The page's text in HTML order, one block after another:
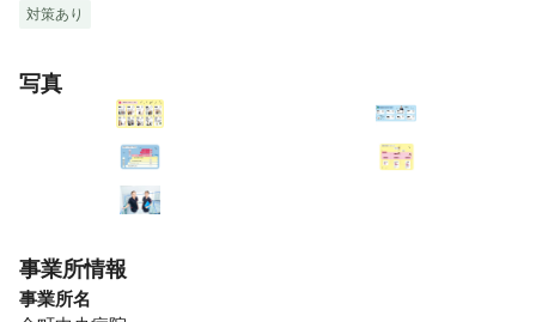
対策あり
写真
事業所情報
事業所名